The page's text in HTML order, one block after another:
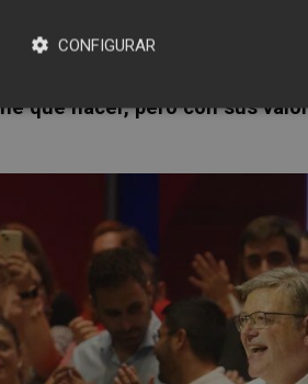
, ha destacado Puig. "Este partido
historia de España que se
que hacer, pero con sus
CONFIGURAR